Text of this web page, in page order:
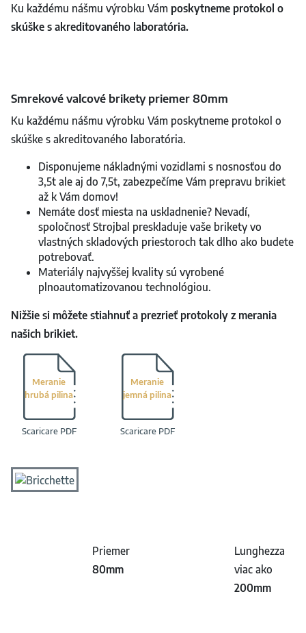
Priemer
80mm
Lunghezza
viac ako
200mm
Ku každému nášmu výrobku Vám poskytneme protokol o
skúške s akreditovaného laboratória.
Smrekové valcové brikety priemer 80mm
Ku každému nášmu výrobku Vám poskytneme protokol o
skúške s akreditovaného laboratória.
Disponujeme nákladnými vozidlami s nosnosťou do
3,5t ale aj do 7,5t, zabezpečíme Vám prepravu brikiet
až k Vám domov!
Nemáte dosť miesta na uskladnenie? Nevadí,
spoločnosť Strojbal preskladuje vaše brikety vo
vlastných skladových priestoroch tak dlho ako budete
potrebovať.
Materiály najvyššej kvality sú vyrobené
plnoautomatizovanou technológiou.
Nižšie si môžete stiahnuť a prezrieť protokoly z merania
našich brikiet.
Meranie
hrubá pilina
Scaricare PDF
Meranie
jemná pilina
Scaricare PDF